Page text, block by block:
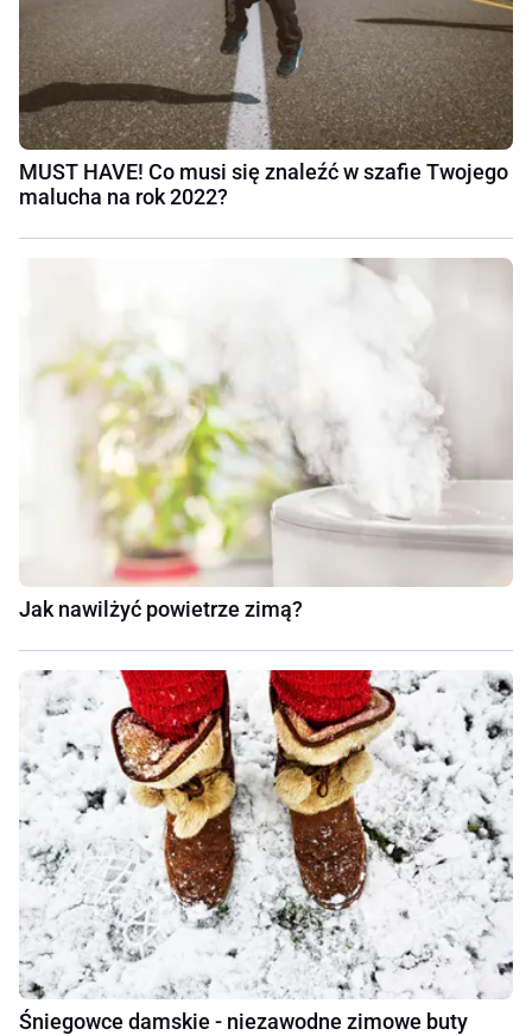
MUST HAVE! Co musi się znaleźć w szafie Twojego
malucha na rok 2022?
Jak nawilżyć powietrze zimą?
Śniegowce damskie - niezawodne zimowe buty